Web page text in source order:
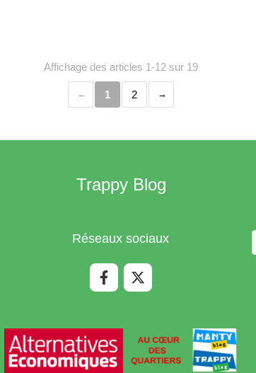
Affichage des articles 1-12 sur 19
1 2
Trappy Blog
Réseaux sociaux